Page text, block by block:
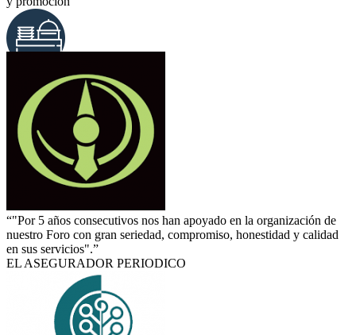
Banquetes
y catering
“"Por 5 años consecutivos nos han apoyado en la organización de
nuestro Foro con gran seriedad, compromiso, honestidad y calidad
en sus servicios".”
EL ASEGURADOR PERIODICO